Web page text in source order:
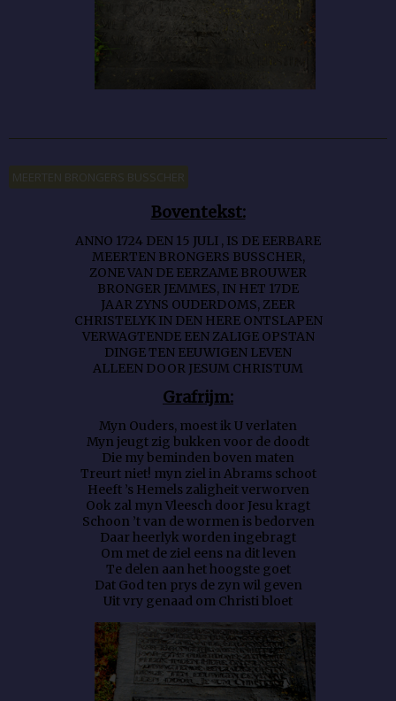
MEERTEN BRONGERS BUSSCHER
Boventekst:
ANNO 1724 DEN 15 JULI , IS DE EERBARE
MEERTEN BRONGERS BUSSCHER,
ZONE VAN DE EERZAME BROUWER
BRONGER JEMMES, IN HET 17DE
JAAR ZYNS OUDERDOMS, ZEER
CHRISTELYK IN DEN HERE ONTSLAPEN
VERWAGTENDE EEN ZALIGE OPSTAN
DINGE TEN EEUWIGEN LEVEN
ALLEEN DOOR JESUM CHRISTUM
Grafrijm:
Myn Ouders, moest ik U verlaten
Myn jeugt zig bukken voor de doodt
Die my beminden boven maten
Treurt niet! myn ziel in Abrams schoot
Heeft ’s Hemels zaligheit verworven
Ook zal myn Vleesch door Jesu kragt
Schoon ’t van de wormen is bedorven
Daar heerlyk worden ingebragt
Om met de ziel eens na dit leven
Te delen aan het hoogste goet
Dat God ten prys de zyn wil geven
Uit vry genaad om Christi bloet